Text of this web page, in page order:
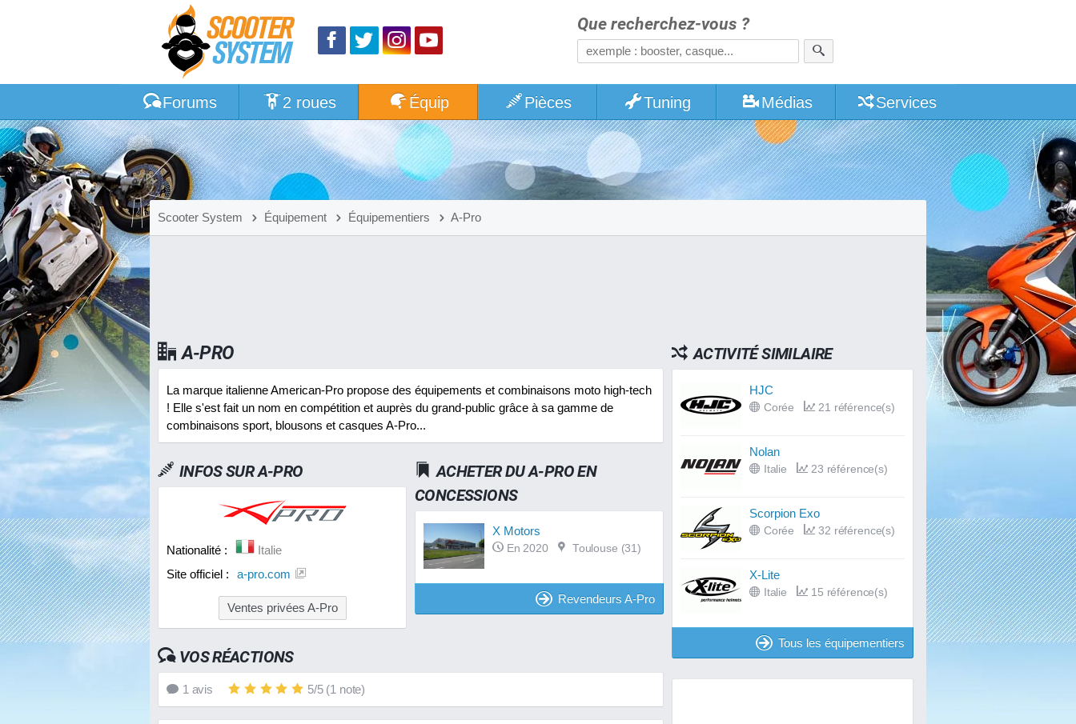
Que recherchez-vous ?
Forums 2 roues Équip Pièces Tuning Médias Services
Scooter System Équipement Équipementiers A-Pro
A-PRO
La marque italienne American-Pro propose des équipements et combinaisons moto high-tech
! Elle s'est fait un nom en compétition et auprès du grand-public grâce à sa gamme de
combinaisons sport, blousons et casques A-Pro...
INFOS SURA-PRO
Nationalité :
Italie
Site officiel :
a-pro.com
Ventes privées A-Pro
ACHETER DU A-PRO EN
CONCESSIONS
X Motors
En 2020 Toulouse (31)
Revendeurs A-Pro
VOS RÉACTIONS
1 avis 5/5(1 note)
ACTIVITÉ SIMILAIRE
HJC
Corée 21 référence(s)
Nolan
Italie 23 référence(s)
Scorpion Exo
Corée 32 référence(s)
X-Lite
Italie 15 référence(s)
Tous les équipementiers